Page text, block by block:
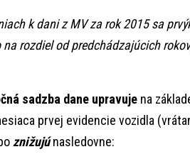
k dani z MV za rok 2015 sa
na rozdiel od predchádzajúcich
sadzba dane upravuje na
prvej evidencie vozidla
znižujúnasledovne: